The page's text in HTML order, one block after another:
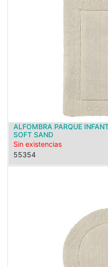
ALFOMBRA PARQUE
SOFT SAND
Sin existencias
55354